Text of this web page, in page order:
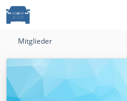
Mitglieder